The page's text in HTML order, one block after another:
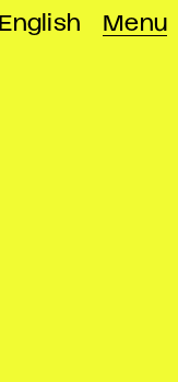
English Menu